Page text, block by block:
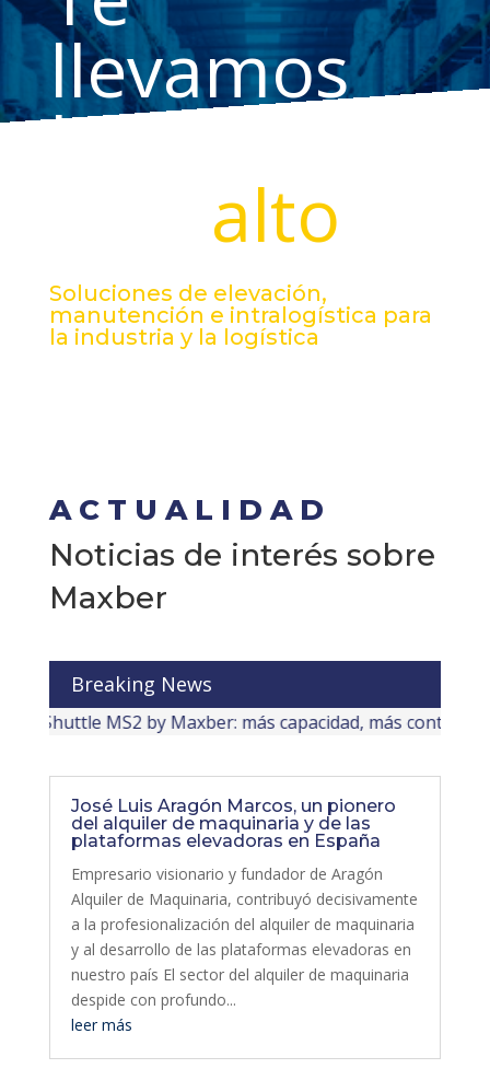
llevamos
hasta lo
alto
Soluciones de elevación,
manutención e intralogística para
la industria y la logística
ACTUALIDAD
Noticias de interés sobre
Maxber
Breaking News
más capacidad, más control y más eficiencia en tu
José Luis Aragón Marcos, un pionero
del alquiler de maquinaria y de las
plataformas elevadoras en España
Empresario visionario y fundador de Aragón
Alquiler de Maquinaria, contribuyó decisivamente
a la profesionalización del alquiler de maquinaria
y al desarrollo de las plataformas elevadoras en
nuestro país El sector del alquiler de maquinaria
despide con profundo...
leer más